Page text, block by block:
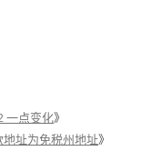
一点变化》
址为免税州地址》